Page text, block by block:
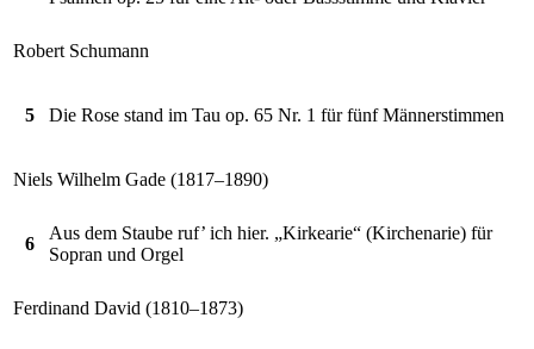
Robert Schumann
5 Die Rose stand im Tau op. 65 Nr. 1 für fünf Männerstimmen
Niels Wilhelm Gade (1817–1890)
6
Aus dem Staube ruf’ ich hier. „Kirkearie“ (Kirchenarie) für
Sopran und Orgel
Ferdinand David (1810–1873)